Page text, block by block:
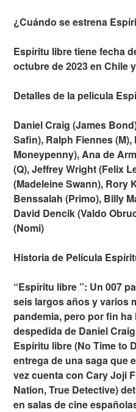
¿Cuándo se estrena
Espíritu libre tiene fecha
octubre de 2023 en Chile
Detalles de la pelicula
Daniel Craig (James
Safin), Ralph Fiennes
Moneypenny), Ana de
(Q), Jeffrey Wright (Felix
(Madeleine Swann), Rory
Benssalah (Primo), Billy
David Dencik (Valdo
(Nomi)
Historia de Película
“Espíritu libre ”: Un 007
seis largos años y varios
pandemia, pero por fin
despedida de Daniel
Espíritu libre (No Time to
entrega de una saga que
vez cuenta con Cary Joji
Nation, True Detective)
en salas de cine